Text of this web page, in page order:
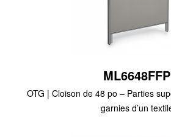
ML6648FFP
OTG | Cloison de 48 po – Parties
garnies d’un